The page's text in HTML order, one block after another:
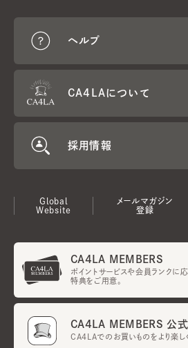
ヘルプ
CA4LAについて
採用情報
Global
Website
メールマガジン
登録
CA4LA MEMBERS
ポイントサービスや会員ランクに
特典をご用意。
CA4LA MEMBERS 公式
CA4LAでのお買いものをより楽し